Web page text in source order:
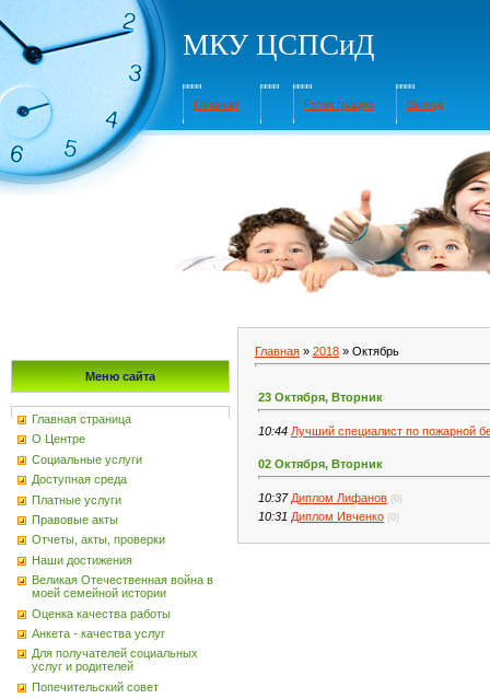
МКУ ЦСПСиД
Главная Регистрация Выход
Меню сайта
Главная страница
О Центре
Социальные услуги
Доступная среда
Платные услуги
Правовые акты
Отчеты, акты, проверки
Наши достижения
Великая Отечественная война в
моей семейной истории
Оценка качества работы
Анкета - качества услуг
Для получателей социальных
услуг и родителей
Попечительский совет
Главная » 2018 » Октябрь
23 Октября, Вторник
10:44 Лучший специалист по пожарной
02 Октября, Вторник
10:37 Диплом Лифанов (0)
10:31 Диплом Ивченко (0)